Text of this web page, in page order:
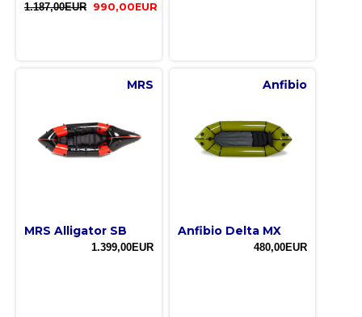
1.187,00EUR 990,00EUR
MRS
MRS Alligator SB
1.399,00EUR
Anfibio
Anfibio Delta MX
480,00EUR